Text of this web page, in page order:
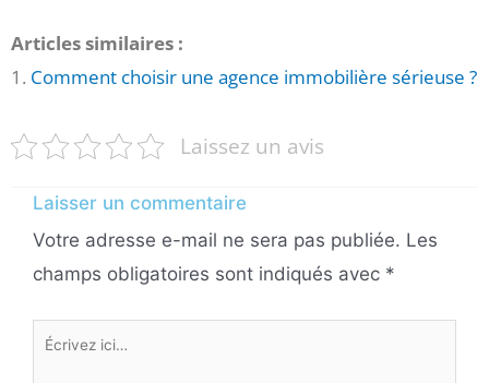
Articles similaires :
1. Comment choisir une agence immobilière sérieuse ?
Laissez un avis
Laisser un commentaire
Votre adresse e-mail ne sera pas publiée. Les
champs obligatoires sont indiqués avec *
Écrivez